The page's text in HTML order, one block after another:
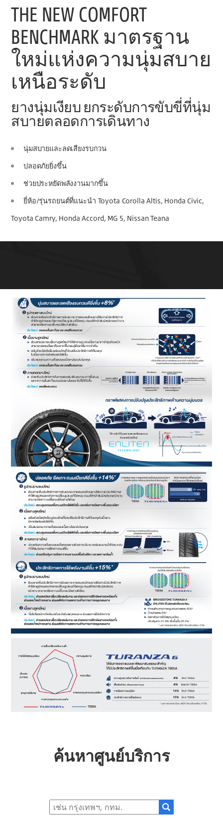
THE NEW COMFORT
BENCHMARK มาตรฐาน
ใหม่แห่งความนุ่มสบาย
เหนือระดับ
ยางนุ่มเงียบ ยกระดับการขับขี่ที่นุ่ม
สบายตลอดการเดินทาง
นุ่มสบายและลดเสียงรบกวน
ปลอดภัยยิ่งขึ้น
ช่วยประหยัดพลังงานมากขึ้น
ยี่ห้อ/รุ่นรถยนต์ที่แนะนำ Toyota Corolla Altis, Honda Civic,
Toyota Camry, Honda Accord, MG 5, Nissan Teana
ค้นหาศูนย์บริการ